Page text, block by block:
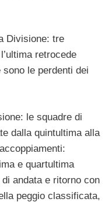
Divisione: tre
retrocede
le perdenti dei
le squadre di
dalla quintultima alla
e quartultima
andata e ritorno con
peggio classificata,